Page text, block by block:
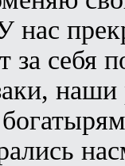
нас
за себя